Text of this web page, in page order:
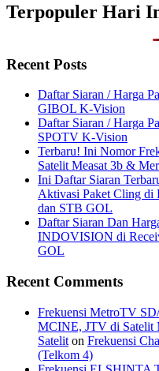
Terpopuler Hari
Recent Posts
Daftar Siaran / Harga
GIBOL K-Vision
Daftar Siaran / Harga
SPOTV K-Vision
Terbaru! Ini Nomor
Satelit Measat 3b &
Ini Daftar Siaran
Aktivasi Paket Cling di
dan STB GOL
Daftar Siaran Dan
INDOVISION di
GOL
Recent Comments
Frekuensi MetroTV
MCINE, JTV di Satelit
Satelit on Frekuensi
(Telkom 4)